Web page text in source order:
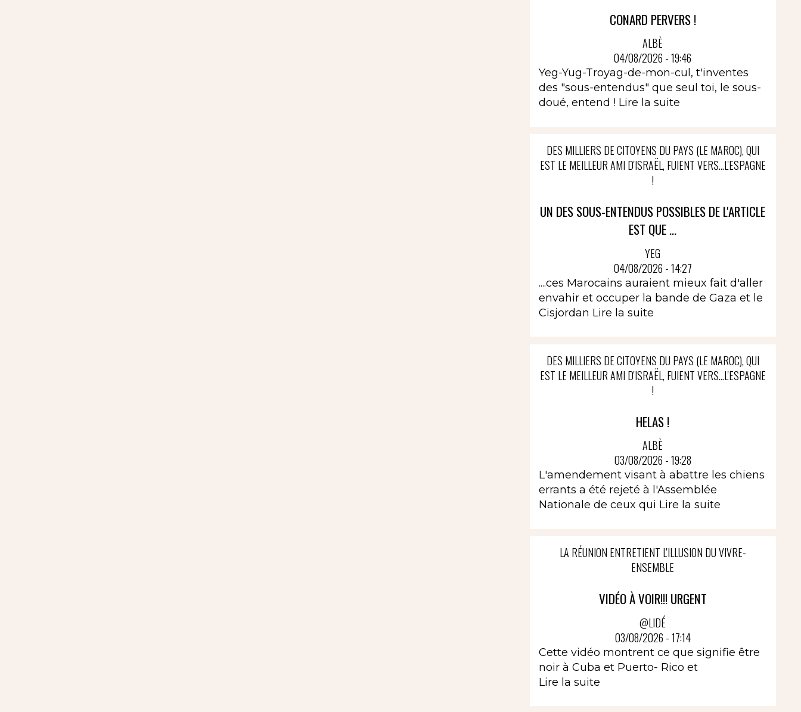
CONARD PERVERS !
ALBÈ
04/08/2026 - 19:46
Yeg-Yug-Troyag-de-mon-cul, t'inventes
des "sous-entendus" que seul toi, le sous-
doué, entend ! Lire la suite
DES MILLIERS DE CITOYENS DU PAYS (LE MAROC), QUI
EST LE MEILLEUR AMI D'ISRAËL, FUIENT VERS...L'ESPAGNE
!
UN DES SOUS-ENTENDUS POSSIBLES DE L'ARTICLE
EST QUE ...
YEG
04/08/2026 - 14:27
....ces Marocains auraient mieux fait d'aller
envahir et occuper la bande de Gaza et le
Cisjordan Lire la suite
DES MILLIERS DE CITOYENS DU PAYS (LE MAROC), QUI
EST LE MEILLEUR AMI D'ISRAËL, FUIENT VERS...L'ESPAGNE
!
HELAS !
ALBÈ
03/08/2026 - 19:28
L'amendement visant à abattre les chiens
errants a été rejeté à l'Assemblée
Nationale de ceux qui Lire la suite
LA RÉUNION ENTRETIENT L'ILLUSION DU VIVRE-
ENSEMBLE
VIDÉO À VOIR!!! URGENT
@LIDÉ
03/08/2026 - 17:14
Cette vidéo montrent ce que signifie être
noir à Cuba et Puerto- Rico et
Lire la suite